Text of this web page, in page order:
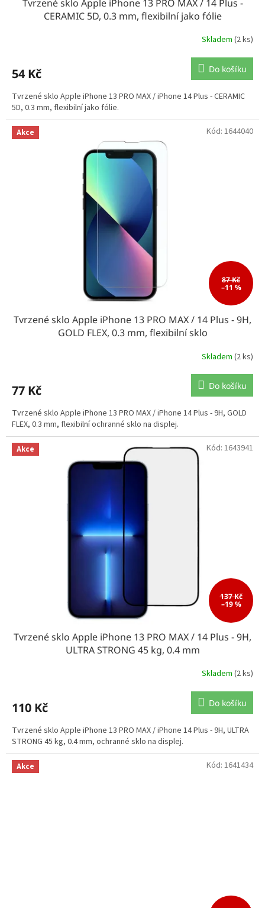
Tvrzené sklo Apple iPhone 13 PRO MAX / 14 Plus -
CERAMIC 5D, 0.3 mm, flexibilní jako fólie
Skladem (2 ks)
54 Kč Do košíku
Tvrzené sklo Apple iPhone 13 PRO MAX / iPhone 14 Plus - CERAMIC
5D, 0.3 mm, flexibilní jako fólie.
Akce
87 Kč
–11 %
Tvrzené sklo Apple iPhone 13 PRO MAX / 14 Plus - 9H,
GOLD FLEX, 0.3 mm, flexibilní sklo
Skladem (2 ks)
77 Kč Do košíku
Tvrzené sklo Apple iPhone 13 PRO MAX / iPhone 14 Plus - 9H, GOLD
FLEX, 0.3 mm, flexibilní ochranné sklo na displej.
Kód: 1644040
Akce
137 Kč
–19 %
Tvrzené sklo Apple iPhone 13 PRO MAX / 14 Plus - 9H,
ULTRA STRONG 45 kg, 0.4 mm
Skladem (2 ks)
110 Kč Do košíku
Tvrzené sklo Apple iPhone 13 PRO MAX / iPhone 14 Plus - 9H, ULTRA
STRONG 45 kg, 0.4 mm, ochranné sklo na displej.
Kód: 1643941
Akce Kód: 1641434